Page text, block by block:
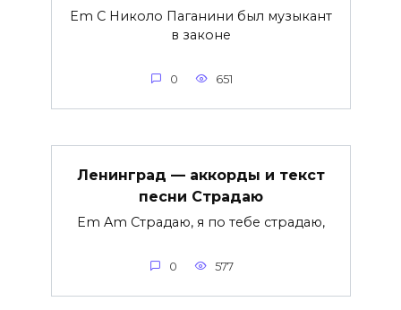
Em C Николо Паганини был музыкант
в законе
0 651
Ленинград — аккорды и текст
песни Страдаю
Em Am Страдаю, я по тебе страдаю,
0 577